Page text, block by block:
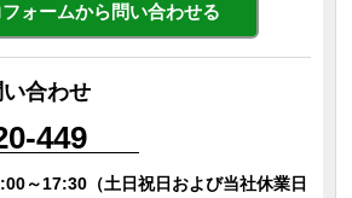
フォームから問い合わせる
合わせ
449
～17:30（土日祝日および当社休業日